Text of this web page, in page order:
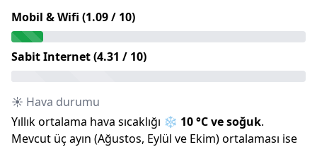
Mobil & Wifi (1.09/ 10)
Sabit Internet (4.31 / 10)
☀️ Hava durumu
Yıllık ortalama hava sıcaklığı ❄️ 10°C vesoğuk.
Mevcut üç ayın (Ağustos, Eylül ve Ekim) ortalaması ise